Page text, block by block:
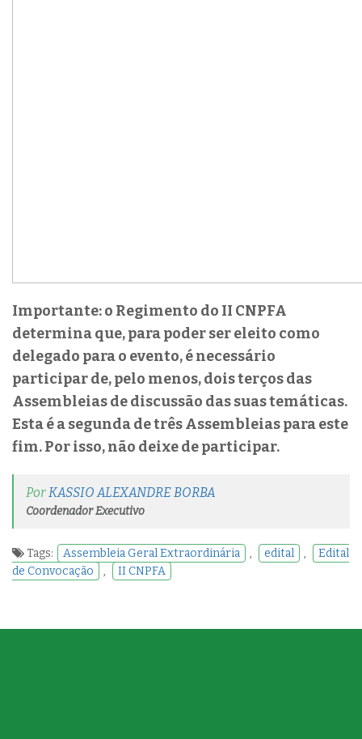
Importante: o Regimento do II CNPFA
determina que, para poder ser eleito como
delegado para o evento, é necessário
participar de, pelo menos, dois terços das
Assembleias de discussão das suas temáticas.
Esta é a segunda de três Assembleias para este
fim. Por isso, não deixe de participar.
PorKASSIO ALEXANDRE BORBA
Coordenador Executivo
Tags: Assembleia Geral Extraordinária , edital ,
Edital
de Convocação
, II CNPFA